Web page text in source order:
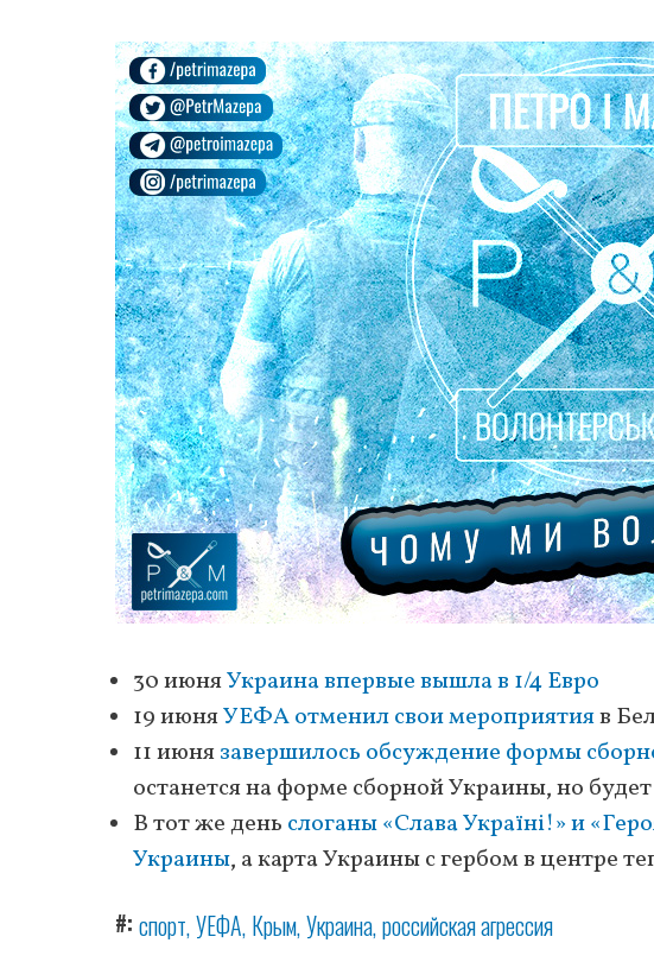
30 июняУкраина впервые вышла в 1/4 Евро
19 июняУЕФА отменил свои мероприятияв
11 июнязавершилось обсуждение формы
останется на форме сборной Украины, но
В тот же день слоганы «Слава Україні!» и
Украины, а карта Украины с гербом в центре
# спорт УЕФА Крым Украина российская агрессия